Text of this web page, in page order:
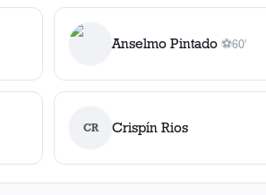
Anselmo Pintado ⚽
1gol
60'
CR Crispín Rios